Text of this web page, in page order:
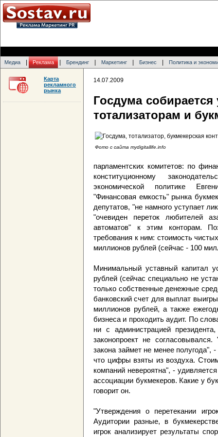
Медиа Реклама Брендинг Маркетинг Бизнес Политика и
14.07.2009
Госдума
тотализаторам и
Фото с сайта mydigitallife.info
парламентских комитетов: по
конституционному
экономической политике
"Финансовая емкость" рынка
депутатов, "не намного уступает
"очевиден переток любителей
автоматов" к этим конторам.
требования к ним: стоимость
миллионов рублей (сейчас - 100
Минимальный уставный капитал
рублей (сейчас специально не
только собственные денежные
банковский счет для выплат
миллионов рублей, а также
бизнеса и проходить аудит. По
ни с администрацией
законопроект не
закона займет не менее
что цифры взяты из воздуха.
компаний невероятна", -
ассоциации букмекеров. Какие у
говорит он.
"Утверждения о перетекании
Аудитории разные, в
игрок анализирует результаты
Карта
рекламного
рынка